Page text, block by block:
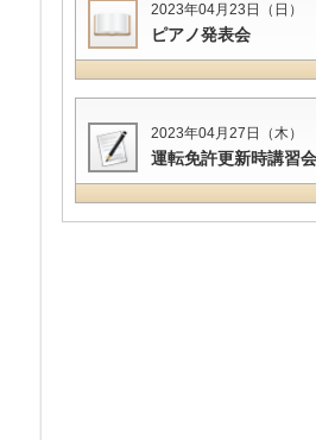
2023年04月23日（日）
ピアノ発表会
2023年04月27日（木）
運転免許更新時講習会